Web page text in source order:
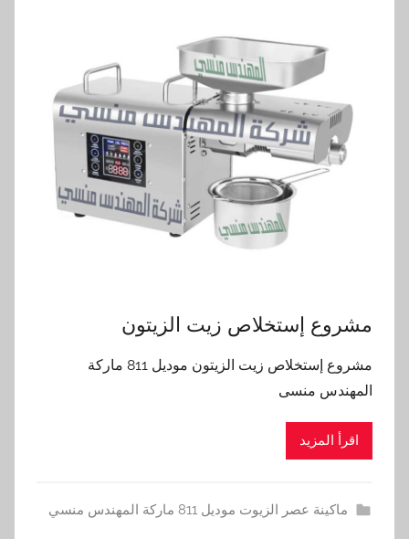
مشروع إستخلاص زيت الزيتون
مشروع إستخلاص زيت الزيتون موديل 811 ماركة
المهندس منسى
اقرأ المزيد
ماكينة عصر الزيوت موديل 811 ماركة المهندس منسي